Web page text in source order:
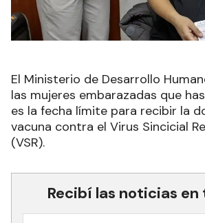
El Ministerio de Desarrollo
las mujeres embarazadas que
es la fecha límite para recibir la
vacuna contra el Virus Sincicial
(VSR).
Recibí las noticias en